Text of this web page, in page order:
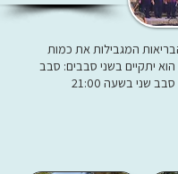
המגבילות את כמות
יתקיים בשני סבבים: סבב